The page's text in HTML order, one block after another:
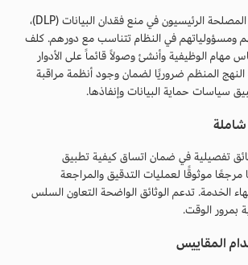
اعرف من هم أصحاب المصلحة الرئيسيون في منع فقدان البيانات (DLP)،
ومسؤولياتهم في النظام تتناسب مع دورهم. كلف
مهام الوظيفية وأنشئ وصولاً قائماً على الأدوار
المنظم ضروريًا لضمان وجود أنظمة مراقبة
سياسات حماية البيانات وإنفاذها.
تفصيلية في ضمان اتساق كيفية تطبيق
موثوقًا لعمليات التدقيق والمراجعة
الخدمة. تدعم الوثائق الواضحة التعاون السلس
بمرور الوقت.
المقاييس